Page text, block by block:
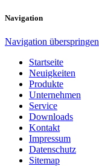
Navigation
Navigation überspringen
Startseite
Neuigkeiten
Produkte
Unternehmen
Service
Downloads
Kontakt
Impressum
Datenschutz
Sitemap